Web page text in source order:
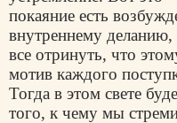
покаяние есть
внутреннему
все отринуть, что
мотив каждого
Тогда в этом свете
того, к чему мы